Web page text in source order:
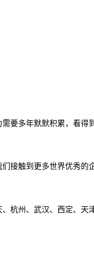
要多年默默积累，看得
接触到更多世界优秀的
杭州、武汉、西定、